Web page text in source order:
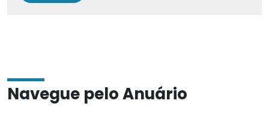
Navegue pelo Anuário